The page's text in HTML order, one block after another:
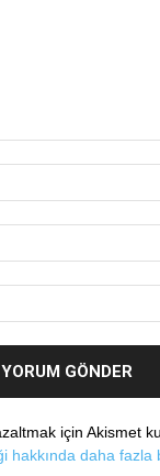
için Akismet
hakkında daha fazla